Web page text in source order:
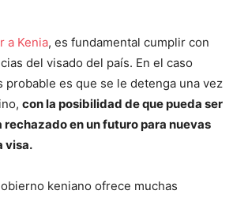
a Kenia, es fundamental cumplir con
del visado del país. En el caso
probable es que se le detenga una vez
con la posibilidad de que pueda ser
rechazado en un futuro para nuevas
visa.
keniano ofrece muchas